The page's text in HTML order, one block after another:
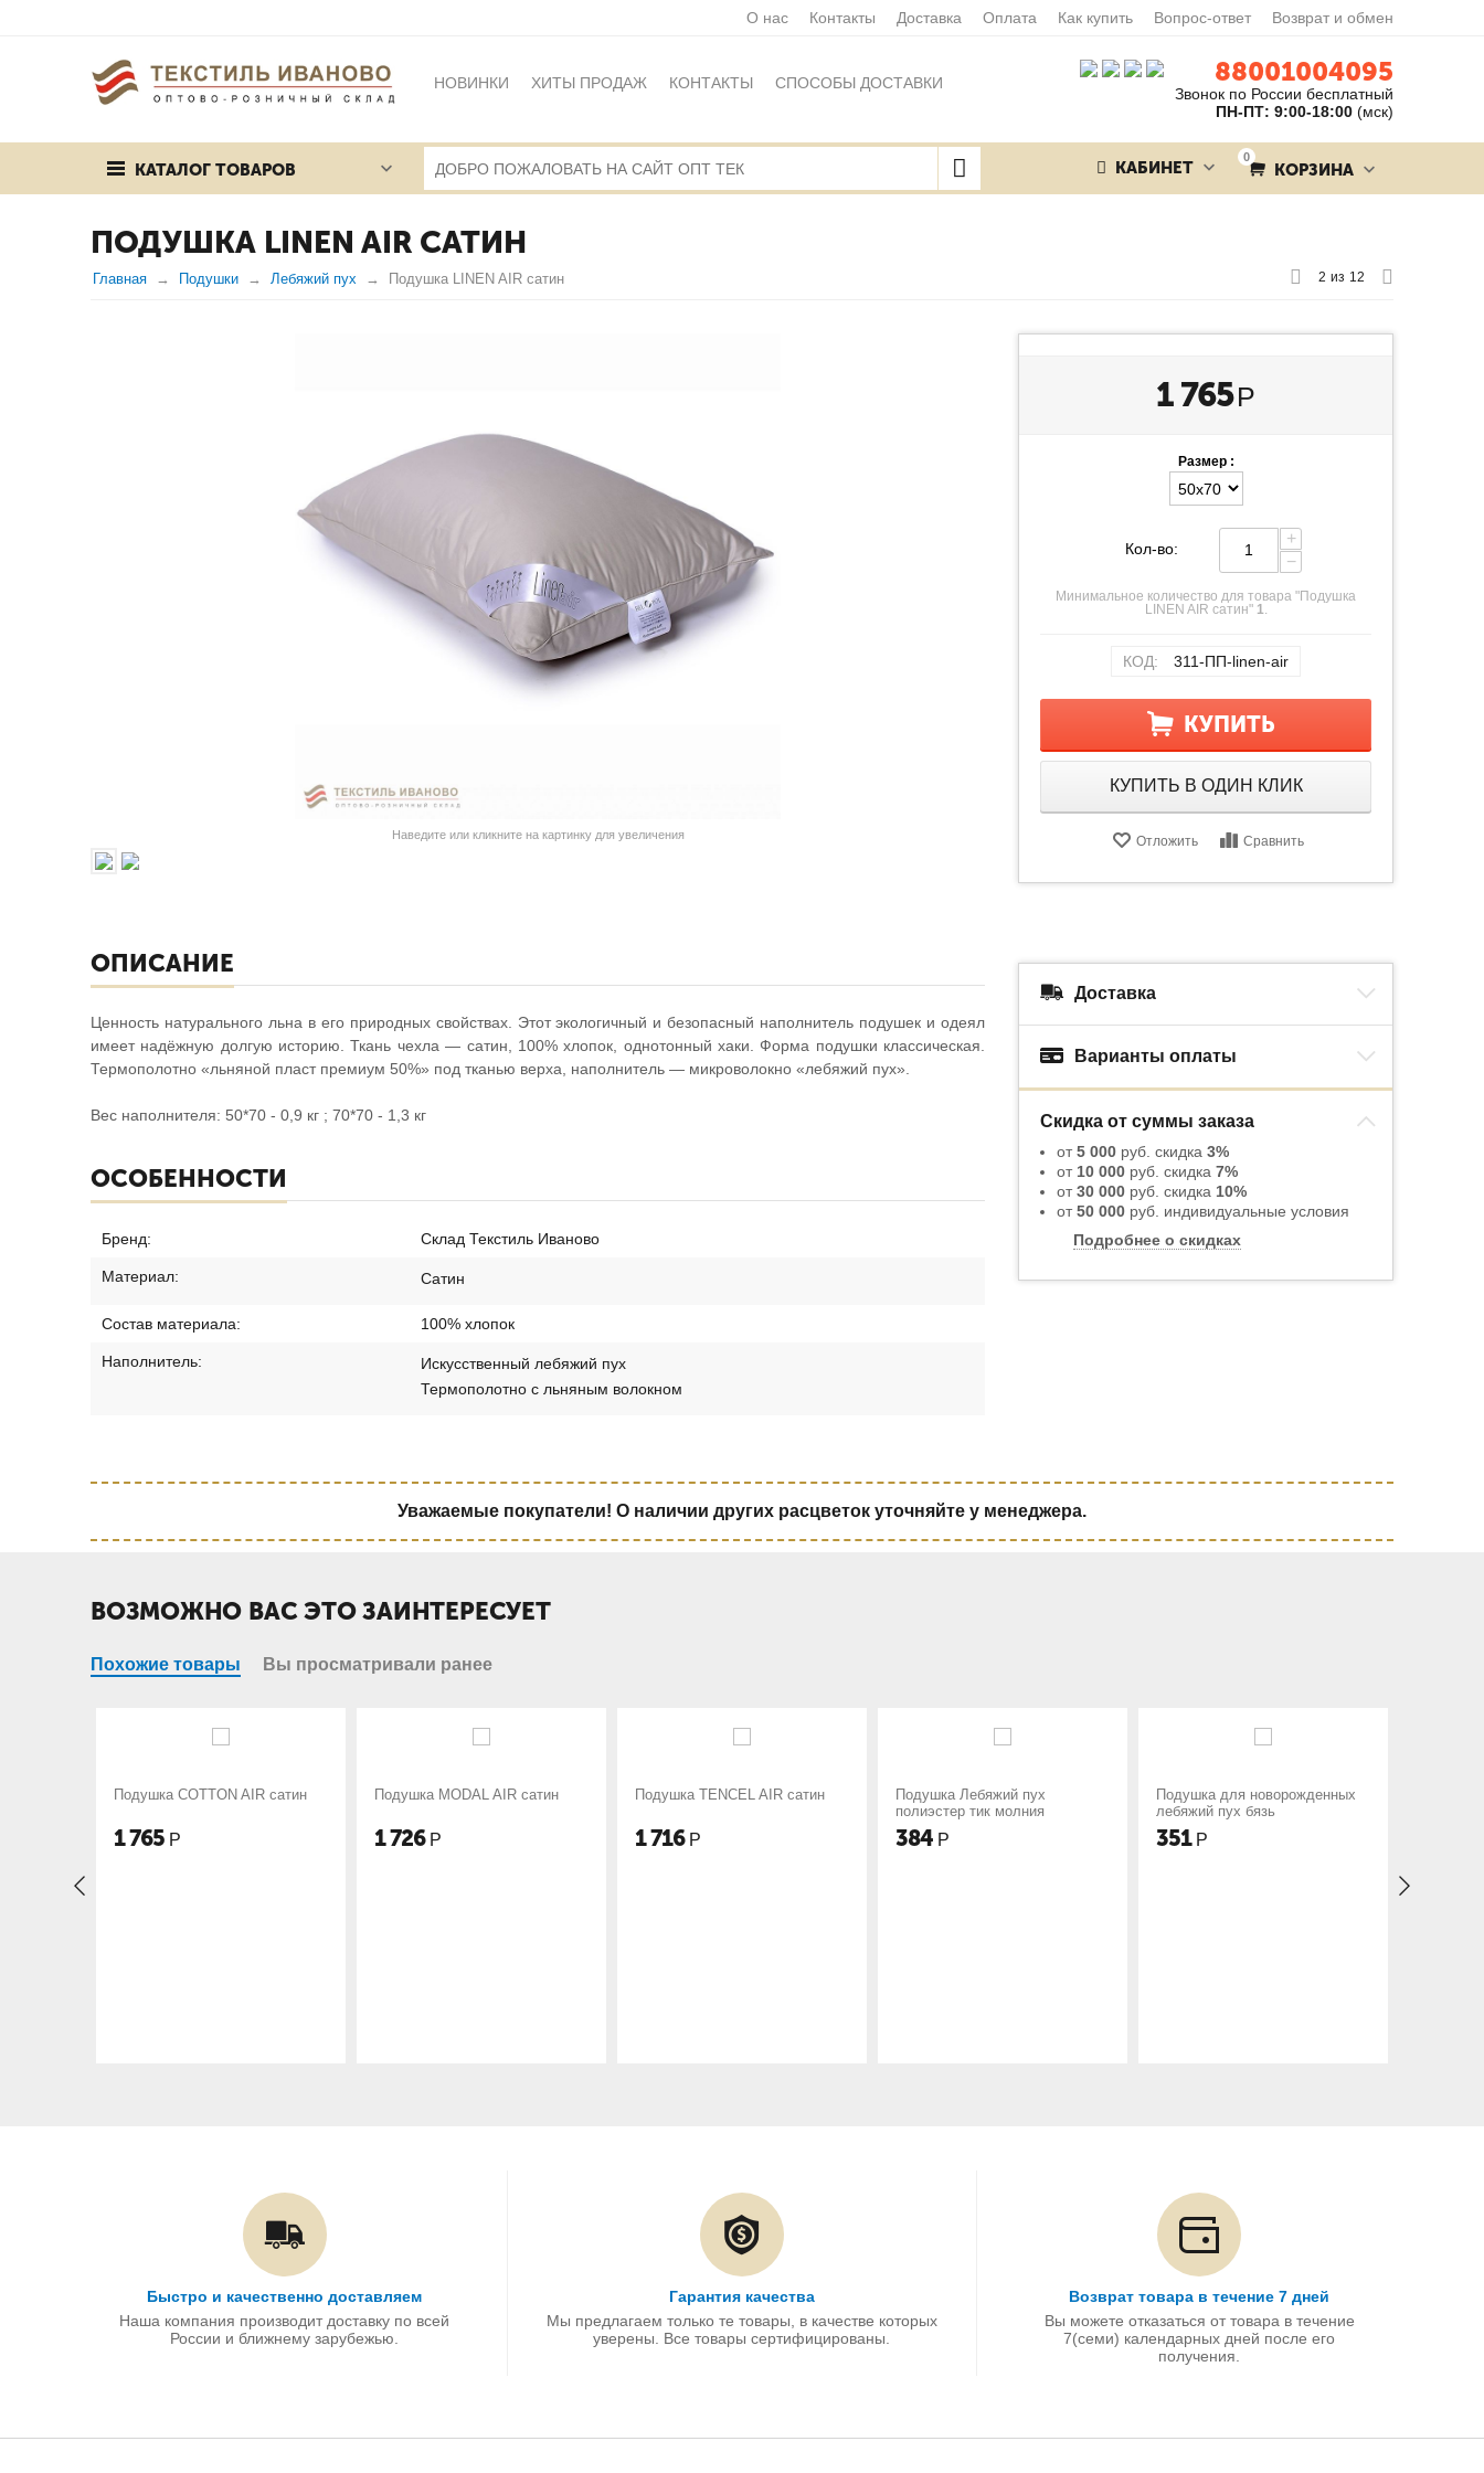
О нас Контакты Доставка Оплата Как купить Вопрос-ответ Возврат и обмен
НОВИНКИ ХИТЫ ПРОДАЖ КОНТАКТЫ СПОСОБЫ ДОСТАВКИ
ПУБЛИЧНАЯ ОФЕРТА
88001004095
Звонок по России бесплатный
ПН-ПТ: 9:00-18:00 (мск)
КАТАЛОГ ТОВАРОВ
0
КОРЗИНА
КАБИНЕТ
ПОДУШКА LINEN AIR САТИН
Главная Подушки Лебяжий пух Подушка LINEN AIR сатин 2 из 12
Наведите или кликните на картинку для увеличения
1 765 Р
Размер :
Кол-во:
+
−
Минимальное количество для товара "Подушка
LINEN AIR сатин" 1
КОД: 311-ПП-linen-air
КУПИТЬ
КУПИТЬ В ОДИН КЛИК
Отложить Сравнить
ОПИСАНИЕ
Ценность натурального льна в его природных свойствах. Этот экологичный и безопасный наполнитель подушек и одеял
имеет надёжную долгую историю. Ткань чехла — сатин, 100% хлопок, однотонный хаки. Форма подушки классическая.
Термополотно «льняной пласт премиум 50%» под тканью верха, наполнитель — микроволокно «лебяжий пух».
Вес наполнителя: 50*70 - 0,9 кг ; 70*70 - 1,3 кг
ОСОБЕННОСТИ
Бренд: Склад Текстиль Иваново
Материал: Сатин
Состав материала: 100% хлопок
Наполнитель:
Искусственный лебяжий пух
Термополотно с льняным волокном
Доставка
Варианты оплаты
Скидка от суммы заказа
от5 000 руб. скидка 3%
от 10 000 руб. скидка 7%
от30 000 руб. скидка 10%
от50 000 руб. индивидуальные условия
Подробнее о скидках
Уважаемые покупатели! О наличии других расцветок уточняйте у менеджера.
ВОЗМОЖНО ВАС ЭТО ЗАИНТЕРЕСУЕТ
Похожие товары Вы просматривали ранее
Подушка COTTON AIR сатин
1 765 Р
Подушка MODAL AIR сатин
1 726 Р
Подушка TENCEL AIR сатин
1 716 Р
Подушка Лебяжий пух
полиэстер тик молния
384 Р
Подушка для новорожденных
лебяжий пух бязь
351 Р
Быстро и качественно доставляем
Наша компания производит доставку по всей
России и ближнему зарубежью.
Гарантия качества
Мы предлагаем только те товары, в качестве которых
уверены. Все товары сертифицированы.
Возврат товара в течение 7 дней
Вы можете отказаться от товара в течение
7(семи) календарных дней после его
получения.